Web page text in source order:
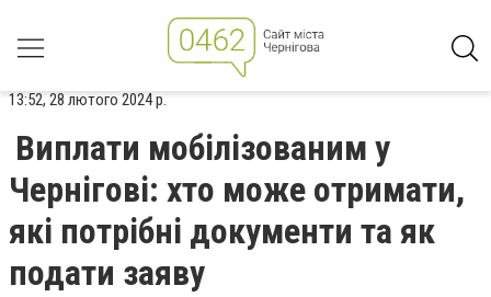
13:52, 28 лютого 2024 р.
Виплати мобілізованим у
Чернігові: хто може отримати,
які потрібні документи та як
подати заяву